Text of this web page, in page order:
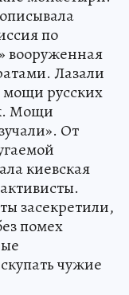
по
вооруженная
Лазали
русских
Мощи
От
киевская
засекретили,
помех
чужие